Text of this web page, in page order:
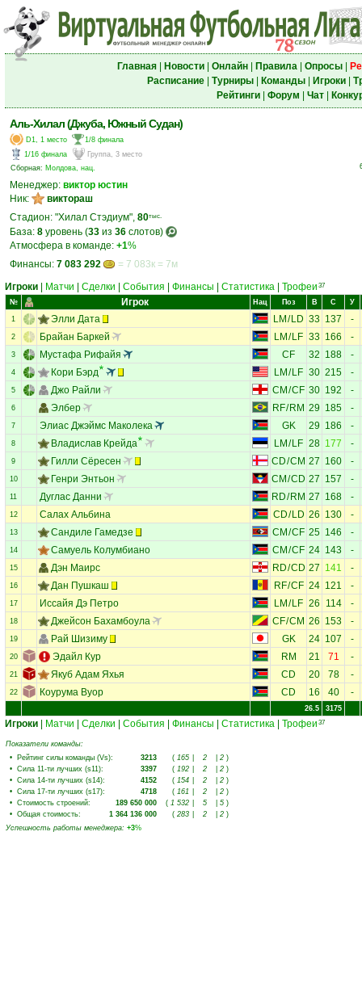
Главная| Новости| Онлайн| Правила| Опросы|
Расписание| Турниры| Команды| Игроки|
Рейтинги| Форум Чат|
Аль-Хилал (Джуба, Южный Судан)
D1, 1 место
1/8 финала
1/16 финала
Группа, 3 место
Сборная: Молдова, нац.
Менеджер: виктор юстин
Ник:
виктораш
Стадион: "Хилал Стэдиум", 80тыс.
База: 8 уровень (33 из 36 слотов)
Атмосфера в команде: +1%
Финансы: 7 083 292 = 7 083к = 7м
Игроки Матчи Сделки События Финансы Статистика Трофеи 37
№ Игрок Нац Поз В С У
1 Элли Дата LM / LD 33 137 -
2 Брайан Баркей LM / LF 33 166 -
3 Мустафа Рифайя CF 32 188 -
4 Кори Бэрд LM / LF 30 215 -
5 Джо Райли CM /CF 30 192 -
6 Элбер RF/ RM 29 185 -
7 Элиас Джэймс Маколека GK 29 186 -
8 Владислав Крейда LM / LF 28 177 -
9 Гилли Сёресен CD/CM 27 160 -
10 Генри Энтьон CM /CD 27 157 -
11 Дуглас Данни RD/ RM 27 168 -
12 Салах Альбина CD/LD 26 130 -
13 Сандиле Гамедзе CM /CF 25 146 -
14 Самуель Колумбиано CM /CF 24 143 -
15 Дэн Маирс RD/CD 27 141 -
16 Дан Пушкаш RF/CF 24 121 -
17 Иссайя Дэ Петро LM / LF 26 114 -
18 Джейсон Бахамбоула CF/CM 26 153 -
19 Рай Шизиму GK 24 107 -
20 Эдайл Кур RM 21 71 -
21 Якуб Адам Яхья CD 20 78 -
22 Коурума Вуор CD 16 40 -
26.5 3175
Игроки Матчи Сделки События Финансы Статистика Трофеи 37
Показатели команды:
• Рейтинг силы команды (Vs): 3213 ( 165 2 2 )
• Сила 11-ти лучших (s11): 3397 ( 192 2 2 )
• Сила 14-ти лучших (s14): 4152 ( 154 2 2 )
• Сила 17-ти лучших (s17): 4718 ( 161 2 2 )
• Стоимость строений: 189 650 000 ( 1 532 5 5 )
• Общая стоимость: 1 364 136 000 ( 283 2 2 )
Успешность работы менеджера: +3%